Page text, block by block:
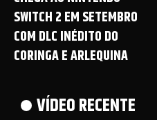
SWITCH 2 EM SETEMBRO
COM DLC INÉDITO DO
CORINGA E ARLEQUINA
VÍDEO RECENTE